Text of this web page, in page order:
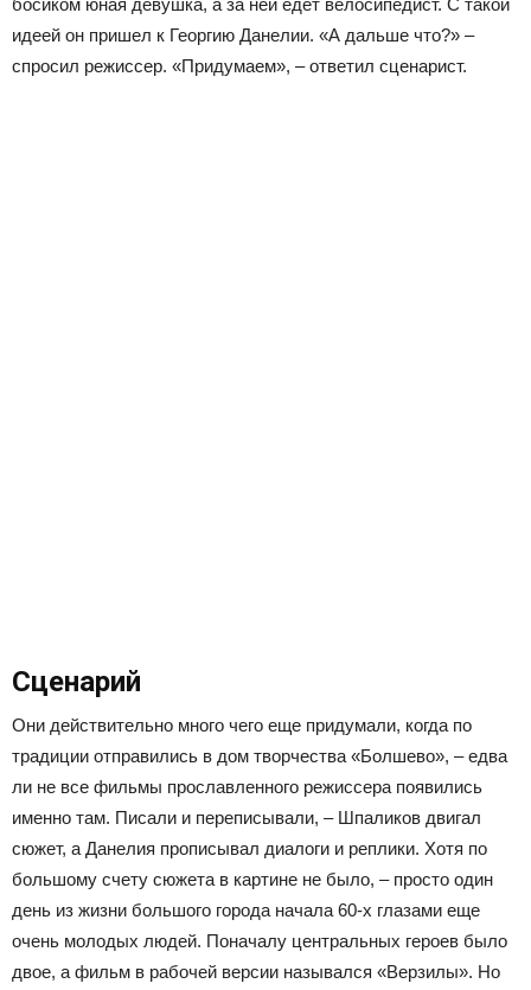
идеей он пришел к Георгию Данелии. «А дальше что?» –
спросил режиссер. «Придумаем», – ответил сценарист.
Сценарий
Они действительно много чего еще придумали, когда по
традиции отправились в дом творчества «Болшево», – едва
ли не все фильмы прославленного режиссера появились
именно там. Писали и переписывали, – Шпаликов двигал
сюжет, а Данелия прописывал диалоги и реплики. Хотя по
большому счету сюжета в картине не было, – просто один
день из жизни большого города начала 60-х глазами еще
очень молодых людей. Поначалу центральных героев было
двое, а фильм в рабочей версии назывался «Верзилы». Но